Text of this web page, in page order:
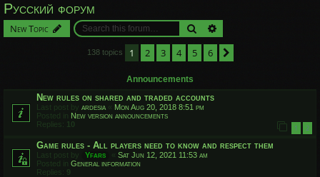
Русский форум
New Topic Search
138 topics 1 2 3 4 5 6
Announcements
New rules on shared and traded accounts
Last post by ardesia « Mon Aug 20, 2018 8:51 pm
Posted in New version announcements
Replies: 10 1 2
Game rules - All players need to know and respect them
Last post by Yfars « Sat Jun 12, 2021 11:53 am
Posted in General information
Replies: 9